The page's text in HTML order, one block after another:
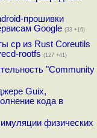
прошивки
Google (33 +16)
cp из Rust Coreutils
rootfs (127 +41)
"Community
Guix,
кода в
физических